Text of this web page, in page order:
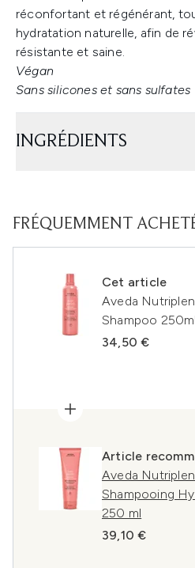
réconfortant et régénérant,
hydratation naturelle, afin de
résistante et saine.
Végan
Sans silicones et sans sulfates
INGRÉDIENTS
FRÉQUEMMENT
Cet article
Aveda
Shampoo 250ml
34,50 €
Article
Aveda
Shampooing
250 ml
39,10 €